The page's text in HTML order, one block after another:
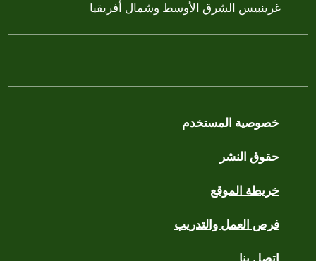
خصوصية المستخدم
حقوق النشر
خريطة الموقع
فرص العمل والتدريب